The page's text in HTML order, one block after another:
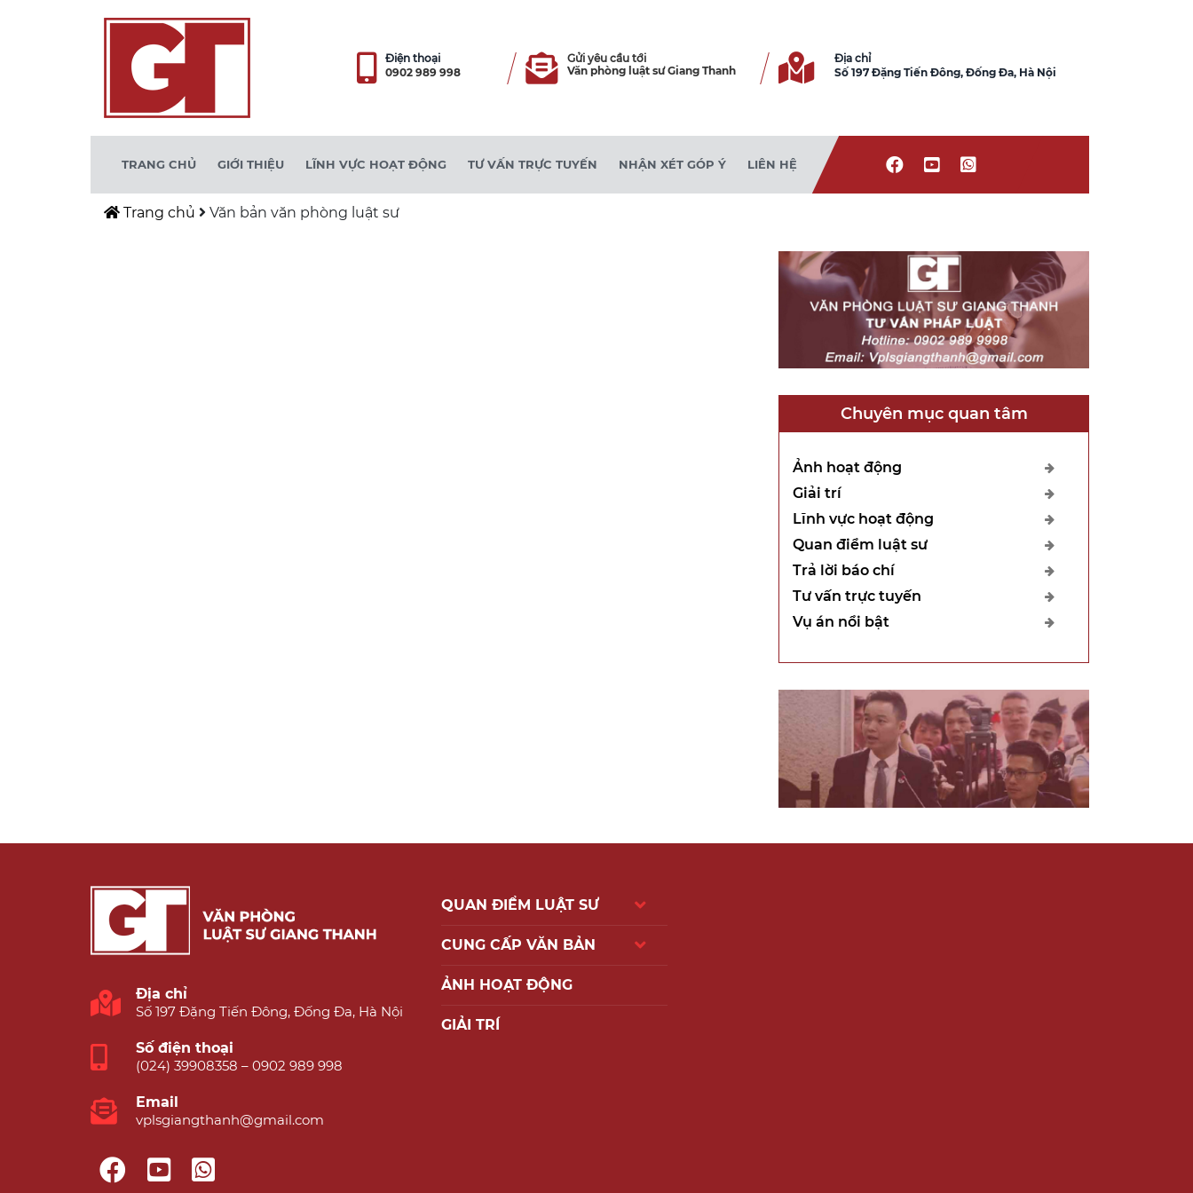
Điện thoại
0902 989 998
Gửi yêu cầu tới
Văn phòng luật sư Giang Thanh
Địa chỉ
Số 197 Đặng Tiến Đông, Đống Đa, Hà Nội
TRANG CHỦ GIỚI THIỆU LĨNH VỰC HOẠT ĐỘNG TƯ VẤN TRỰC TUYẾN NHẬN XÉT GÓP Ý LIÊN HỆ
Trang chủ Văn bản văn phòng luật sư
Chuyên mục quan tâm
Ảnh hoạt động
Giải trí
Lĩnh vực hoạt động
Quan điểm luật sư
Trả lời báo chí
Tư vấn trực tuyến
Vụ án nổi bật
Địa chỉ
Số 197 Đặng Tiến Đông, Đống Đa, Hà Nội
Số điện thoại
(024) 39908358 – 0902 989 998
Email
vplsgiangthanh@gmail.com
QUAN ĐIỂM LUẬT SƯ
CUNG CẤP VĂN BẢN
ẢNH HOẠT ĐỘNG
GIẢI TRÍ